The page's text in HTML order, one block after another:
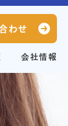
わせ
会社情報